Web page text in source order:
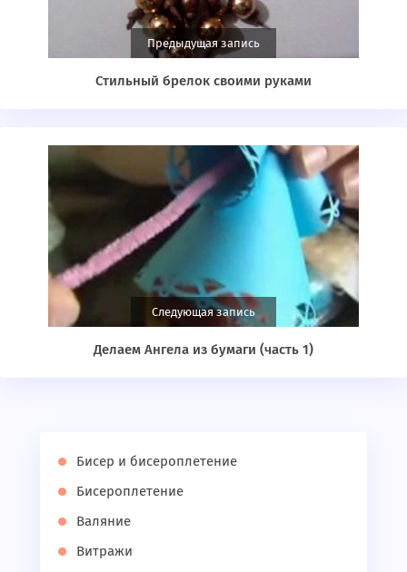
Предыдущая запись
Стильный брелок своими руками
Следующая запись
Делаем Ангела из бумаги (часть 1)
Бисер и бисероплетение
Бисероплетение
Валяние
Витражи